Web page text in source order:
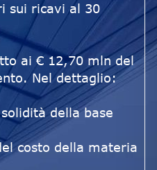
sui ricavi al 30
ai € 12,70 mln del
Nel dettaglio:
della base
costo della materia